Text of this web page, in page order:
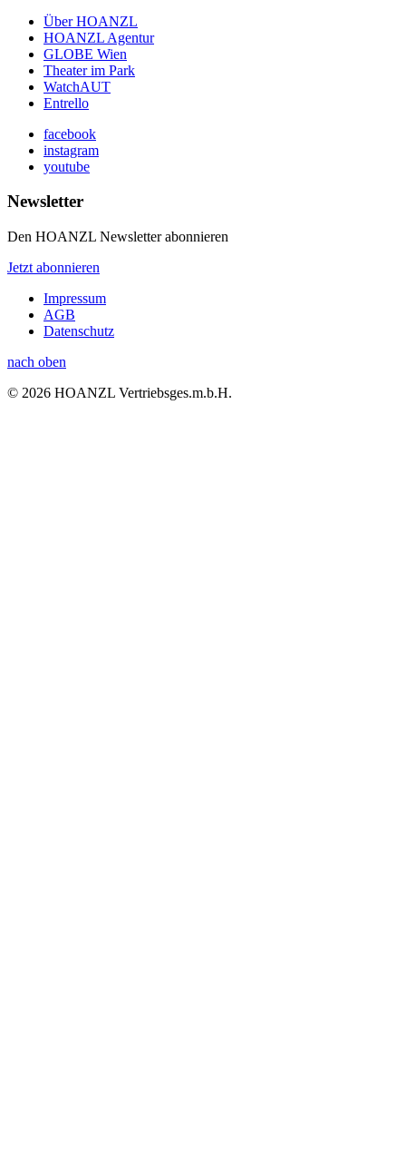
Über HOANZL
HOANZL Agentur
GLOBE Wien
Theater im Park
WatchAUT
Entrello
facebook
instagram
youtube
Newsletter
Den HOANZL Newsletter abonnieren
Jetzt abonnieren
Impressum
AGB
Datenschutz
nach oben
© 2026 HOANZL Vertriebsges.m.b.H.